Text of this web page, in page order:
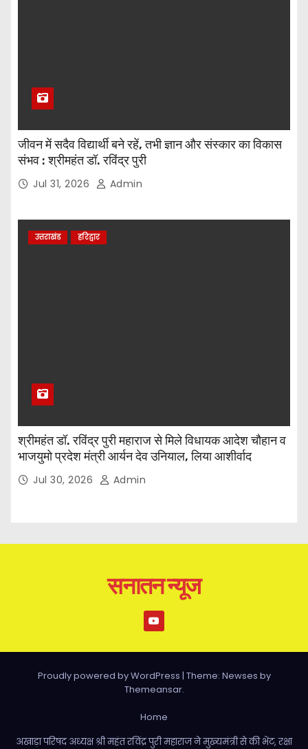
जीवन में सदैव विद्यार्थी बने रहें, तभी ज्ञान और संस्कार का विकास
संभव : श्रीमहंत डॉ. रविंद्र पुरी
Jul 31, 2026 Admin
उत्तराखंड हरिद्वार
श्रीमहंत डॉ. रविंद्र पुरी महाराज से मिले विधायक आदेश चौहान व
भाजयुमो प्रदेश मंत्री आर्यन देव उनियाल, लिया आशीर्वाद
Jul 30, 2026 Admin
सनातन न्यूज
Proudly powered by WordPress | Theme: Newses by
Themeansar.
Home
अखाड़ा परिषद अध्यक्ष श्री महंत रविंद्र पुरी महाराज ने मुख्यमंत्री से की भेंट, रक्षा